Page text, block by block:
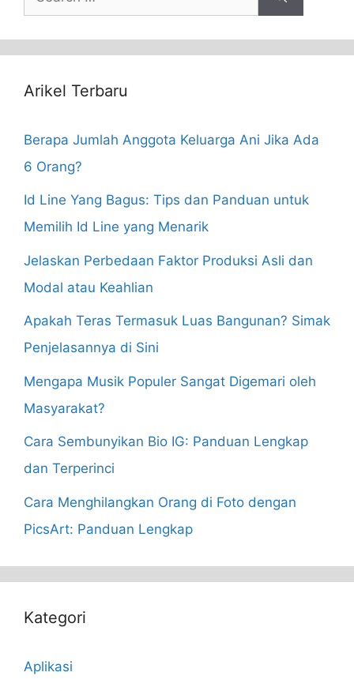
for:
Arikel Terbaru
Berapa Jumlah Anggota Keluarga Ani Jika Ada
6 Orang?
Id Line Yang Bagus: Tips dan Panduan untuk
Memilih Id Line yang Menarik
Jelaskan Perbedaan Faktor Produksi Asli dan
Modal atau Keahlian
Apakah Teras Termasuk Luas Bangunan? Simak
Penjelasannya di Sini
Mengapa Musik Populer Sangat Digemari oleh
Masyarakat?
Cara Sembunyikan Bio IG: Panduan Lengkap
dan Terperinci
Cara Menghilangkan Orang di Foto dengan
PicsArt: Panduan Lengkap
Kategori
Aplikasi